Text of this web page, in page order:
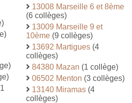
13008 Marseille 6 et 8ème
(6 collèges)
13009 Marseille 9 et
10ème (9 collèges)
13692 Martigues (4
collèges)
84380 Mazan (1 collège)
06502 Menton (3 collèges)
13140 Miramas (4
collèges)